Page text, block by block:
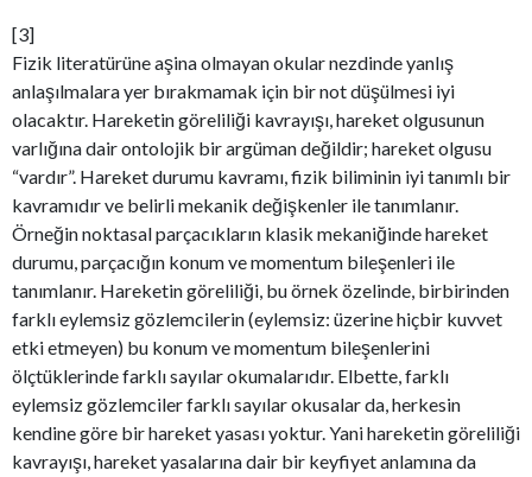
[3]
Fizik literatürüne aşina olmayan okular nezdinde yanlış
anlaşılmalara yer bırakmamak için bir not düşülmesi iyi
olacaktır. Hareketin göreliliği kavrayışı, hareket olgusunun
varlığına dair ontolojik bir argüman değildir; hareket olgusu
“vardır”. Hareket durumu kavramı, fizik biliminin iyi tanımlı bir
kavramıdır ve belirli mekanik değişkenler ile tanımlanır.
Örneğin noktasal parçacıkların klasik mekaniğinde hareket
durumu, parçacığın konum ve momentum bileşenleri ile
tanımlanır. Hareketin göreliliği, bu örnek özelinde, birbirinden
farklı eylemsiz gözlemcilerin (eylemsiz: üzerine hiçbir kuvvet
etki etmeyen) bu konum ve momentum bileşenlerini
ölçtüklerinde farklı sayılar okumalarıdır. Elbette, farklı
eylemsiz gözlemciler farklı sayılar okusalar da, herkesin
kendine göre bir hareket yasası yoktur. Yani hareketin göreliliği
kavrayışı, hareket yasalarına dair bir keyfiyet anlamına da